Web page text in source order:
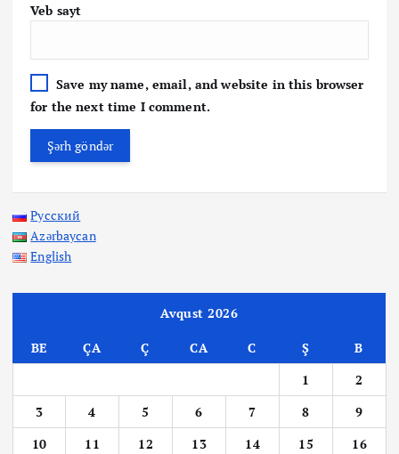
Veb sayt
Save my name, email, and website in this browser
for the next time I comment.
Русский
Azərbaycan
English
Avqust 2026
BE ÇA Ç CA C Ş
B
1
2
3
4 5 6 7 8
9
10
11 12 13 14 15
16